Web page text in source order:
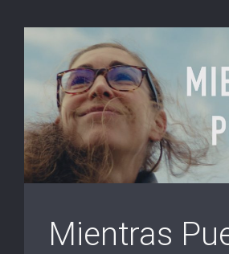
Mientras